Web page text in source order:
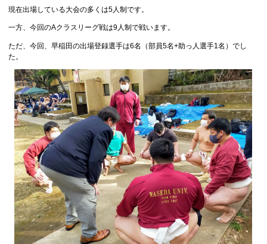
現在出場している大会の多くは5人制です。
一方、今回のAクラスリーグ戦は9人制で戦います。
ただ、今回、早稲田の出場登録選手は6名（部員5名+助っ人選手1名）でし
た。